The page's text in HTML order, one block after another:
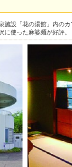
設「花の湯館」内の
使った麻婆麺が好評。